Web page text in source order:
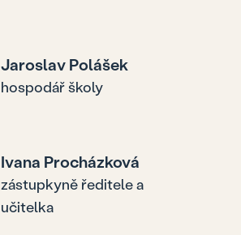
Jaroslav Polášek
hospodář školy
Ivana Procházková
zástupkyně ředitele a
učitelka